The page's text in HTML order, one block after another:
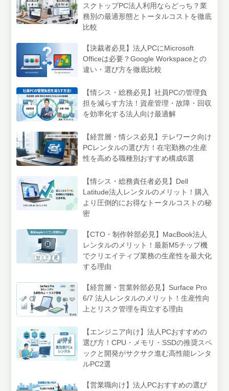
スクトップPC法人利用ならどっち？業
務別の最適形態とトータルコストを徹底
比較
【決裁者必見】法人PCにMicrosoft
Officeは必要？Google Workspaceとの
違い・選び方を徹底比較
【情シス・総務必見】社員PCの管理負
担を減らす方法！資産管理・故障・回収
を効率化する法人向け最適解
【経営層・情シス必見】テレワーク向け
PCレンタルの選び方！在宅勤務の生産
性を高める職種別おすすめ構成6選
【情シス・総務責任者必見】Dell
Latitude法人レンタルのメリット！購入
より圧倒的にお得なトータルコストの秘
密
【CTO・制作幹部必見】MacBook法人
レンタルのメリット！最新M5チップ機
でクリエイティブ業務の生産性を最大化
する理由
【経営層・営業幹部必見】Surface Pro
6/7 法人レンタルのメリット！生産性向
上とリスク管理を両立する理由
【エンジニア向け】法人PCおすすめの
選び方！CPU・メモリ・SSDの推奨スペ
ックと開発がサクサク進む高性能レンタ
ルPC2選
【営業職向け】法人PCおすすめの選び